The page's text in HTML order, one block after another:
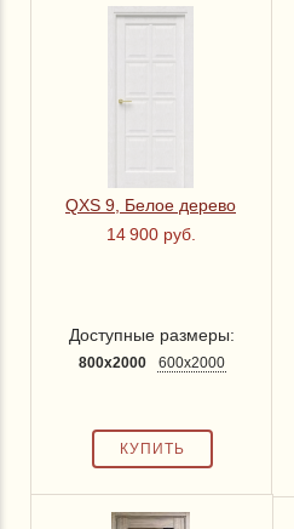
700x2000 мм
без стекла
Доступные размеры:
800x2000 600x2000
QХS 9, Белое дерево
14 900 руб.